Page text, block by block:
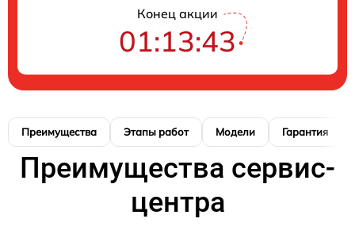
Конец акции
01:13:42
Преимущества Этапы работ Модели Гарантия
Преимущества сервис-
центра